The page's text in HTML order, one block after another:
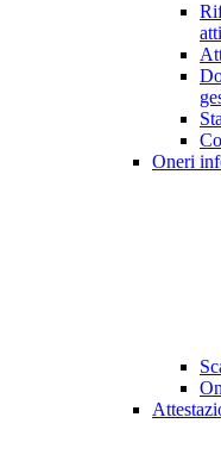
Oneri